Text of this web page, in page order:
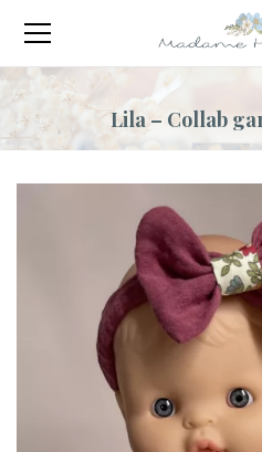
Lila – Collab